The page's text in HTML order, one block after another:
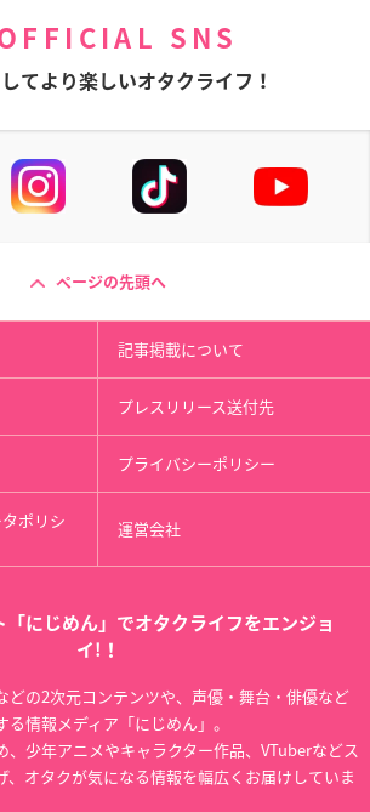
SNS
てより楽しいオタクライフ！
ページの先頭へ
記事掲載について
プレスリリース送付先
プライバシーポリシー
ポリシ 運営会社
「にじめん」でオタクライフをエンジョ
イ!！
どの2次元コンテンツや、声優・舞台・俳優など
情報メディア「にじめん」。
、少年アニメやキャラクター作品、VTuberなどス
、オタクが気になる情報を幅広くお届けしていま